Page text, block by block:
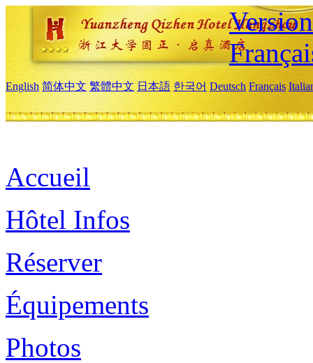
English 简体中文 繁體中文 日本語 한국어 Deutsch Français
Accueil
Hôtel Infos
Réserver
Équipements
Photos